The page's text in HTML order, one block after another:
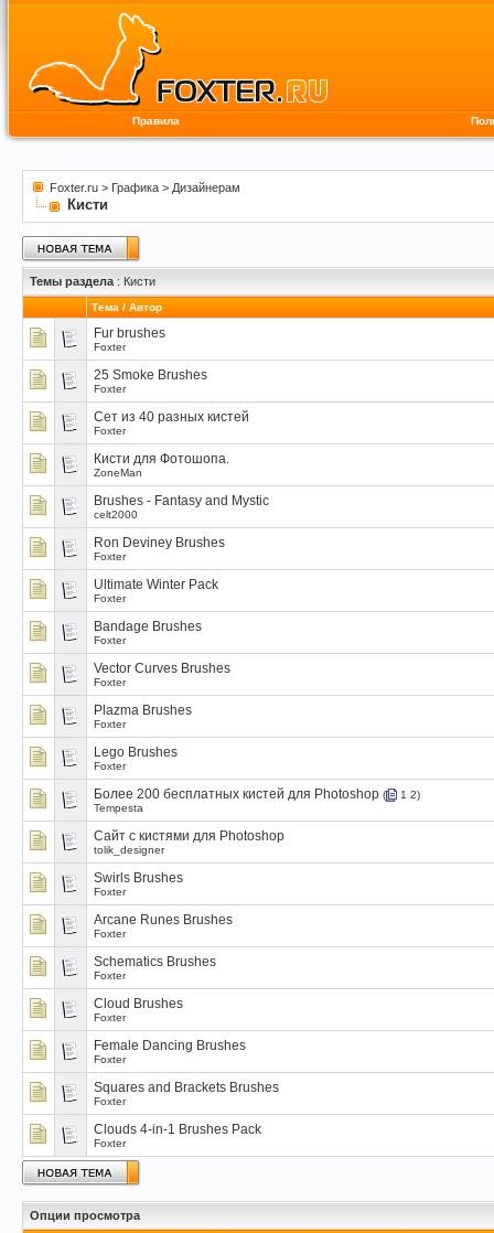
Правила
Foxter.ru > Графика > Дизайнерам
Кисти
Темы раздела : Кисти
Тема / Автор
Fur brushes
Foxter
25 Smoke Brushes
Foxter
Сет из 40 разных кистей
Foxter
Кисти для Фотошопа.
ZoneMan
Brushes - Fantasy and Mystic
celt2000
Ron Deviney Brushes
Foxter
Ultimate Winter Pack
Foxter
Bandage Brushes
Foxter
Vector Curves Brushes
Foxter
Plazma Brushes
Foxter
Lego Brushes
Foxter
Более 200 бесплатных кистей для Photoshop ( 1 2)
Tempesta
Cайт с кистями для Photoshop
tolik_designer
Swirls Brushes
Foxter
Arcane Runes Brushes
Foxter
Schematics Brushes
Foxter
Cloud Brushes
Foxter
Female Dancing Brushes
Foxter
Squares and Brackets Brushes
Foxter
Clouds 4-in-1 Brushes Pack
Foxter
Опции просмотра